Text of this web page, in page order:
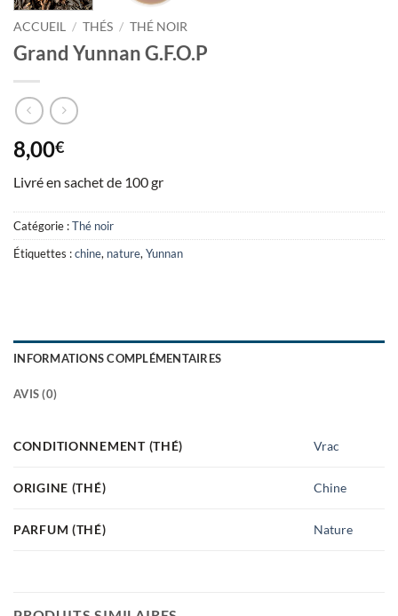
ACCUEIL / THÉS / THÉ NOIR
Grand Yunnan G.F.O.P
8,00€
Livré en sachet de 100 gr
Catégorie :Thé noir
Étiquettes :chine, nature,Yunnan
INFORMATIONS COMPLÉMENTAIRES
AVIS (0)
CONDITIONNEMENT (THÉ) Vrac
ORIGINE (THÉ) Chine
PARFUM (THÉ) Nature